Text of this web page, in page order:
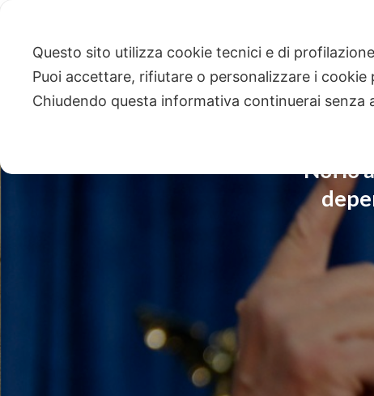
Noi lo
Questo sito utilizza cookie tecnici e di
Puoi accettare, rifiutare o personalizzare i cookie
Chiudendo questa informativa continuerai senza